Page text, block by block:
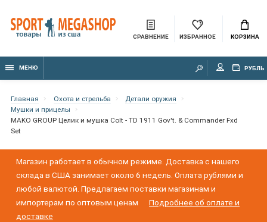
СРАВНЕНИЕ ИЗБРАННОЕ КОРЗИНА
МЕНЮ РУБЛЬ
Главная Охота и стрельба
Детали оружия
Мушки и прицелы
MAKO GROUP Целик и мушка Colt - TD 1911 Gov't. & Commander Fxd
Set
Магазин работает в обычном режиме. Доставка с нашего
склада в США занимает около 6 недель. Оплата рублями и
любой валютой. Предлагаем поставки магазинам и
импортерам по оптовым ценам
Подробнее об оплате и
доставке